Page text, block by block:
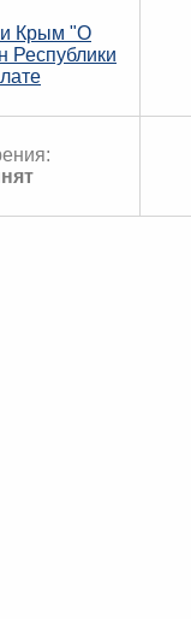
Крым "О
Республики